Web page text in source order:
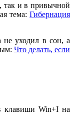
так и в привычной
тема: Гибернация
не уходил в сон, а
Что делать, если
клавиши Win+I на